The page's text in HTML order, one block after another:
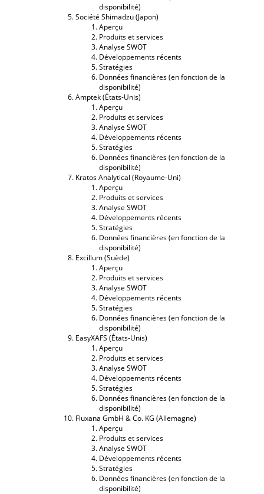
disponibilité)
Société Shimadzu (Japon)
Aperçu
Produits et services
Analyse SWOT
Développements récents
Stratégies
Données financières (en fonction de la
disponibilité)
Amptek (États-Unis)
Aperçu
Produits et services
Analyse SWOT
Développements récents
Stratégies
Données financières (en fonction de la
disponibilité)
Kratos Analytical (Royaume-Uni)
Aperçu
Produits et services
Analyse SWOT
Développements récents
Stratégies
Données financières (en fonction de la
disponibilité)
Excillum (Suède)
Aperçu
Produits et services
Analyse SWOT
Développements récents
Stratégies
Données financières (en fonction de la
disponibilité)
EasyXAFS (États-Unis)
Aperçu
Produits et services
Analyse SWOT
Développements récents
Stratégies
Données financières (en fonction de la
disponibilité)
Fluxana GmbH & Co. KG (Allemagne)
Aperçu
Produits et services
Analyse SWOT
Développements récents
Stratégies
Données financières (en fonction de la
disponibilité)